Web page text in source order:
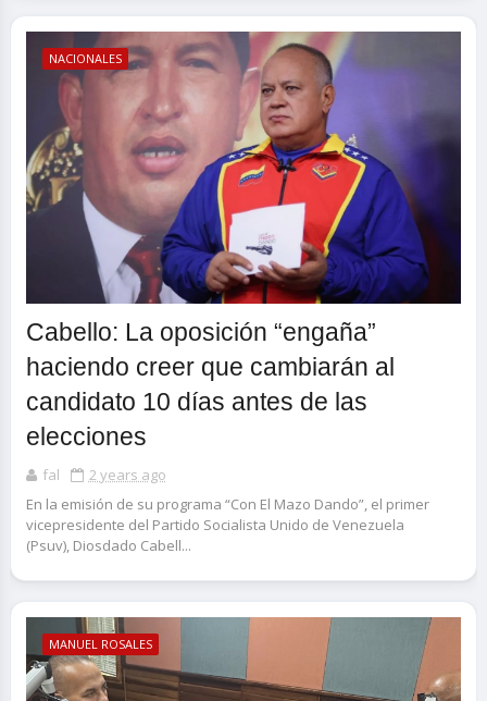
NACIONALES
Cabello: La oposición “engaña”
haciendo creer que cambiarán al
candidato 10 días antes de las
elecciones
fal
2 years ago
En la emisión de su programa “Con El Mazo Dando”, el primer
vicepresidente del Partido Socialista Unido de Venezuela
(Psuv), Diosdado Cabell...
MANUEL ROSALES